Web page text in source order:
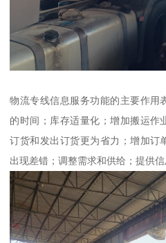
物流专线信息服务功能的主要作用
的时间；库存适量化；增加搬运作
订货和发出订货更为省力；增加订
出现差错；调整需求和供给；提供信